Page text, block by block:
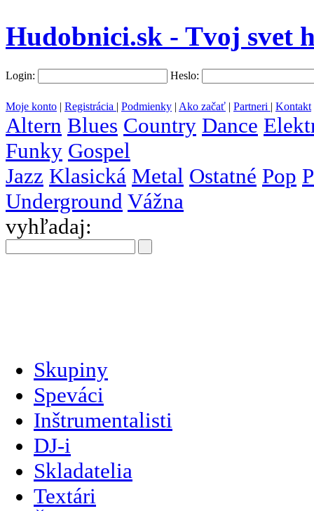
Hudobnici.sk - Tvoj svet
Login: Heslo:
Moje konto | Registrácia | Podmienky | Ako začať | Partneri | Kontakt
Altern Blues Country Dance
Funky Gospel
Jazz Klasická Metal Ostatné Pop
Underground Vážna
vyhľadaj:
Skupiny
Speváci
Inštrumentalisti
DJ-i
Skladatelia
Textári